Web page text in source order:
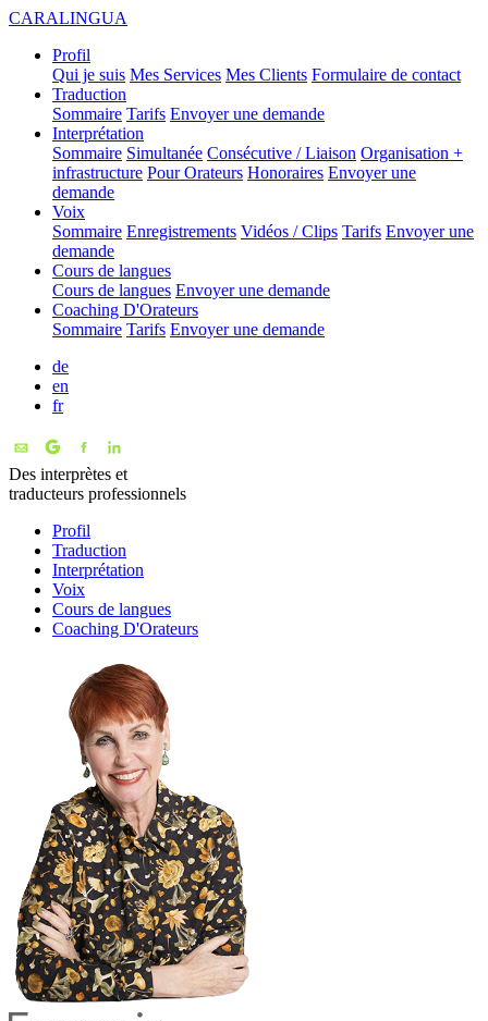
CARALINGUA
Profil
Qui je suis Mes Services Mes Clients Formulaire de contact
Traduction
Sommaire Tarifs Envoyer une demande
Interprétation
Sommaire Simultanée Consécutive / Liaison Organisation +
infrastructure Pour Orateurs Honoraires Envoyer une
demande
Voix
Sommaire Enregistrements Vidéos / Clips Tarifs Envoyer une
demande
Cours de langues
Cours de langues Envoyer une demande
Coaching D'Orateurs
Sommaire Tarifs Envoyer une demande
de
en
fr
Des interprètes et
traducteurs professionnels
Profil
Traduction
Interprétation
Voix
Cours de langues
Coaching D'Orateurs